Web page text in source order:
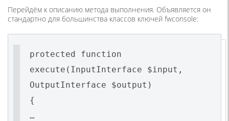
Перейдём к описанию метода выполнения. Объявляется он
стандартно для большинства классов ключей fwconsole:
protected function
execute(InputInterface $input,
OutputInterface $output)
{
…